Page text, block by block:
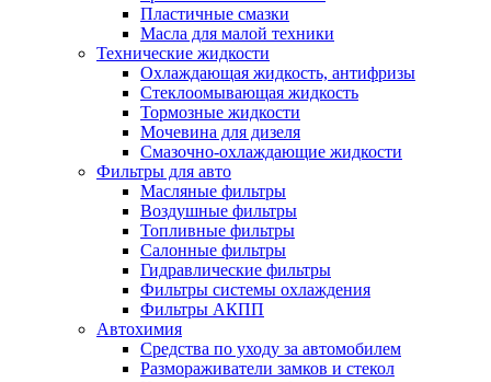
Пластичные смазки
Масла для малой техники
Технические жидкости
Охлаждающая жидкость, антифризы
Стеклоомывающая жидкость
Тормозные жидкости
Мочевина для дизеля
Смазочно-охлаждающие жидкости
Фильтры для авто
Масляные фильтры
Воздушные фильтры
Топливные фильтры
Салонные фильтры
Гидравлические фильтры
Фильтры системы охлаждения
Фильтры АКПП
Автохимия
Средства по уходу за автомобилем
Размораживатели замков и стекол